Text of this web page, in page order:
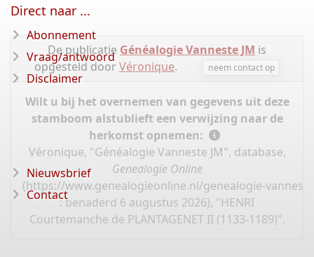
De publicatie Généalogie Vanneste JM is
opgesteld doorVéronique. neem contact op
Wilt u bij het overnemen van gegevens uit deze
stamboom alstublieft een verwijzing naar de
herkomst opnemen:
Véronique, "Généalogie Vanneste JM", database,
Genealogie Online
(https://www.genealogieonline.nl/genealogie-
: benaderd 6 augustus 2026), "HENRI
Courtemanche de PLANTAGENET II (1133-1189)".
Direct naar ...
Abonnement
Vraag/antwoord
Disclaimer
Nieuwsbrief
Contact